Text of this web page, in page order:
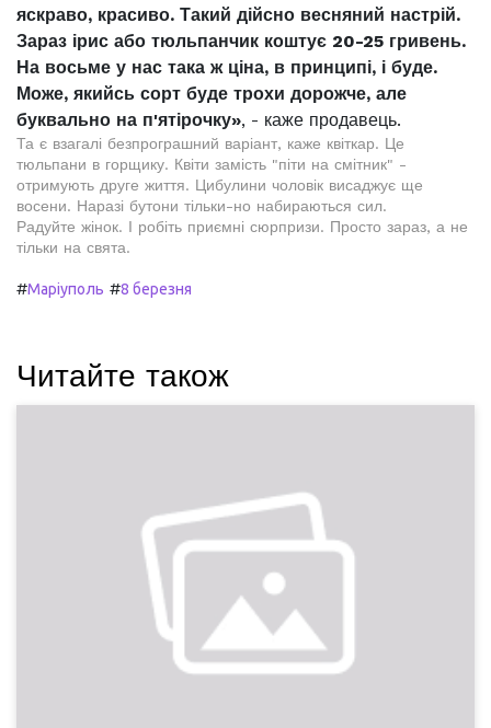
яскраво, красиво. Такий дійсно весняний настрій.
Зараз ірис або тюльпанчик коштує 20-25 гривень.
На восьме у нас така ж ціна, в принципі, і буде.
Може, якийсь сорт буде трохи дорожче, але
буквально на п'ятірочку», - каже продавець.
Та є взагалі безпрограшний варіант, каже квіткар. Це
тюльпани в горщику. Квіти замість "піти на смітник" -
отримують друге життя. Цибулини чоловік висаджує ще
восени. Наразі бутони тільки-но набираються сил.
Радуйте жінок. І робіть приємні сюрпризи. Просто зараз, а не
тільки на свята.
#Маріуполь #8 березня
Читайте також